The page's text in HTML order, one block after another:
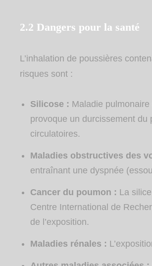
2.2 Dangers pour la santé
L’inhalation de poussières
risques sont :
Silicose : Maladie
provoque un durcissement
circulatoires.
Maladies obstructives des
entraînant une dyspnée
Cancer du poumon : La
Centre International de
de l’exposition.
Maladies rénales :